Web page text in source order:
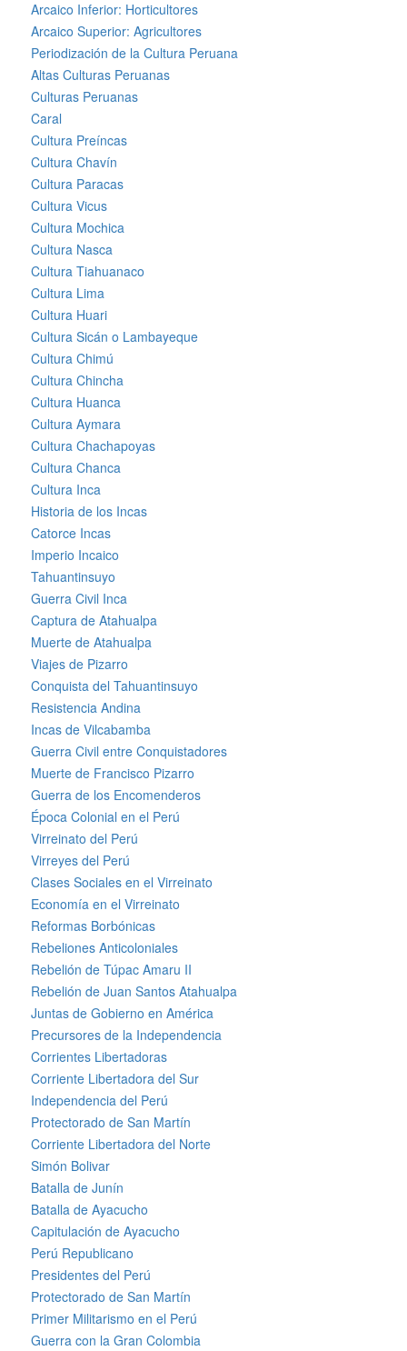
Arcaico Inferior: Horticultores
Arcaico Superior: Agricultores
Periodización de la Cultura Peruana
Altas Culturas Peruanas
Culturas Peruanas
Caral
Cultura Preíncas
Cultura Chavín
Cultura Paracas
Cultura Vicus
Cultura Mochica
Cultura Nasca
Cultura Tiahuanaco
Cultura Lima
Cultura Huari
Cultura Sicán o Lambayeque
Cultura Chimú
Cultura Chincha
Cultura Huanca
Cultura Aymara
Cultura Chachapoyas
Cultura Chanca
Cultura Inca
Historia de los Incas
Catorce Incas
Imperio Incaico
Tahuantinsuyo
Guerra Civil Inca
Captura de Atahualpa
Muerte de Atahualpa
Viajes de Pizarro
Conquista del Tahuantinsuyo
Resistencia Andina
Incas de Vilcabamba
Guerra Civil entre Conquistadores
Muerte de Francisco Pizarro
Guerra de los Encomenderos
Época Colonial en el Perú
Virreinato del Perú
Virreyes del Perú
Clases Sociales en el Virreinato
Economía en el Virreinato
Reformas Borbónicas
Rebeliones Anticoloniales
Rebelión de Túpac Amaru II
Rebelión de Juan Santos Atahualpa
Juntas de Gobierno en América
Precursores de la Independencia
Corrientes Libertadoras
Corriente Libertadora del Sur
Independencia del Perú
Protectorado de San Martín
Corriente Libertadora del Norte
Simón Bolivar
Batalla de Junín
Batalla de Ayacucho
Capitulación de Ayacucho
Perú Republicano
Presidentes del Perú
Protectorado de San Martín
Primer Militarismo en el Perú
Guerra con la Gran Colombia